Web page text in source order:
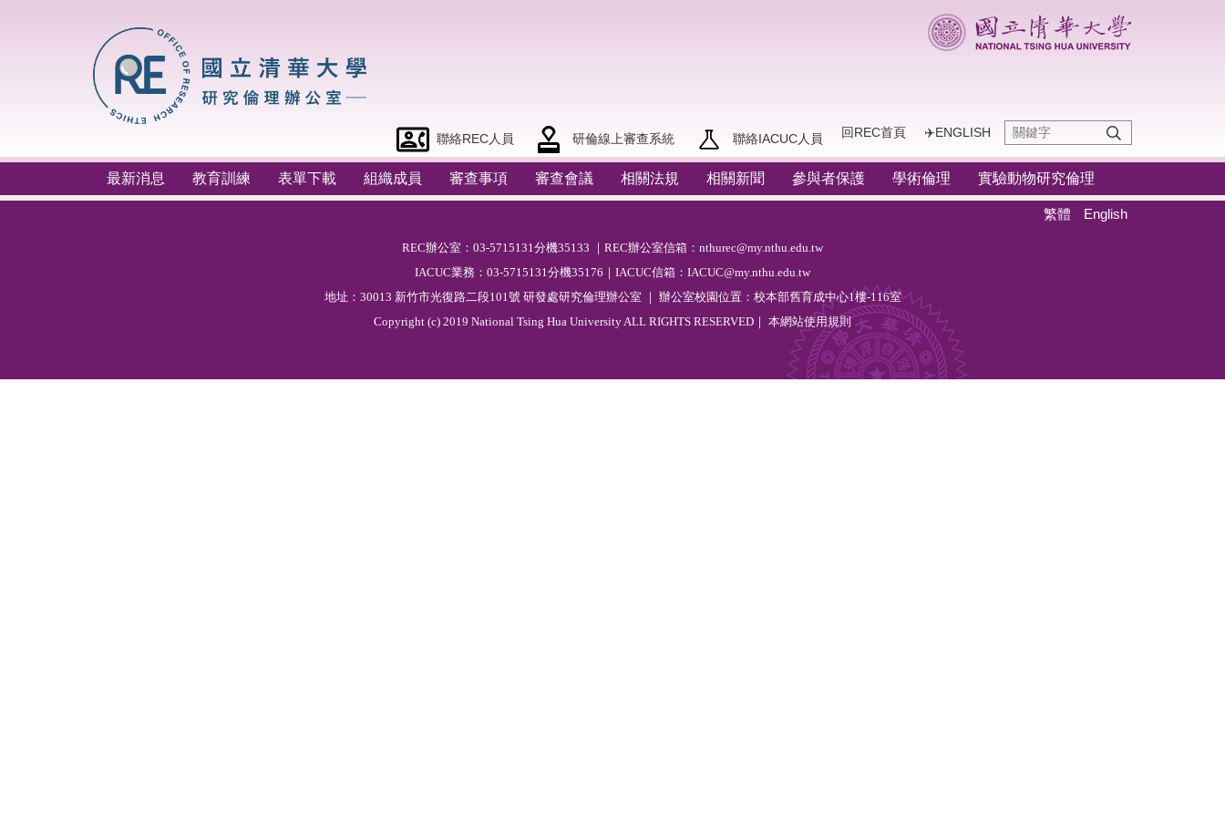
聯絡REC人員 研倫線上審查系統 聯絡IACUC人員 回REC首頁 ✈️ENGLISH
最新消息 教育訓練 表單下載 組織成員 審查事項 審查會議 相關法規 相關新聞 參與者保護 學術倫理 實驗動物研究倫理
繁體 English
REC辦公室：03-5715131分機35133 ｜REC辦公室信箱：nthurec@my.nthu.edu.tw
IACUC業務：03-5715131分機35176｜IACUC信箱：IACUC@my.nthu.edu.tw
地址：30013 新竹市光復路二段101號 研發處研究倫理辦公室 ｜ 辦公室校園位置：校本部舊育成中心1樓-116室
Copyright (c) 2019 National Tsing Hua University ALL RIGHTS RESERVED｜ 本網站使用規則